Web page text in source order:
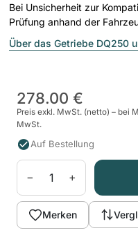
Bei Unsicherheit zur
Prüfung anhand der
Über das Getriebe DQ250
278.00 €
Preis exkl. MwSt. (netto) – bei
MwSt.
Auf Bestellung
− +
Merken